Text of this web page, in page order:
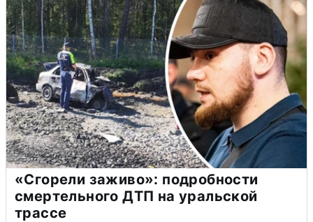
«Сгорели заживо»: подробности
смертельного ДТП на уральской
трассе